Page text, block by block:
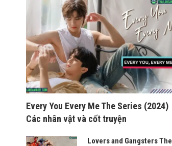
Every You Every Me The Series (2024)
Các nhân vật và cốt truyện
Lovers and Gangsters The